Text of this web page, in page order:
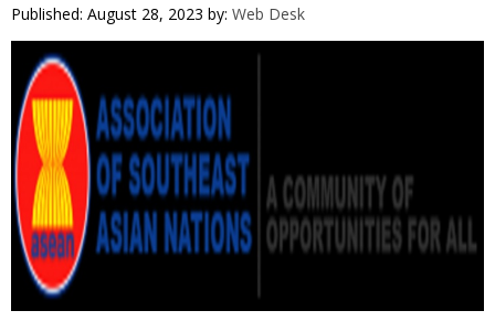
VIDEOS
YOUR SAY
COOKERY
KARSHAKAN
TOURS & TRAVEL
GREETINGS
CLASSIFIEDS
OBITUARY
Published: August 28, 2023 by: Web Desk